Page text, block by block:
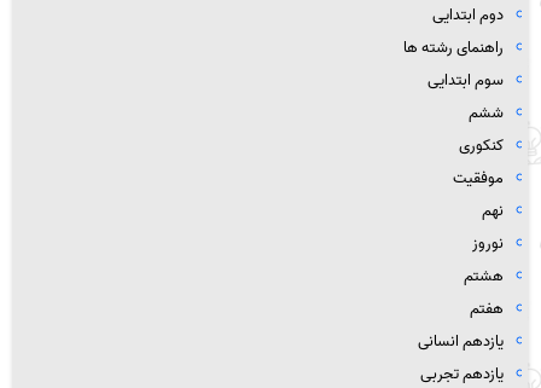
دوم ابتدایی
راهنمای رشته ها
سوم ابتدایی
ششم
کنکوری
موفقیت
نهم
نوروز
هشتم
هفتم
یازدهم انسانی
یازدهم تجربی